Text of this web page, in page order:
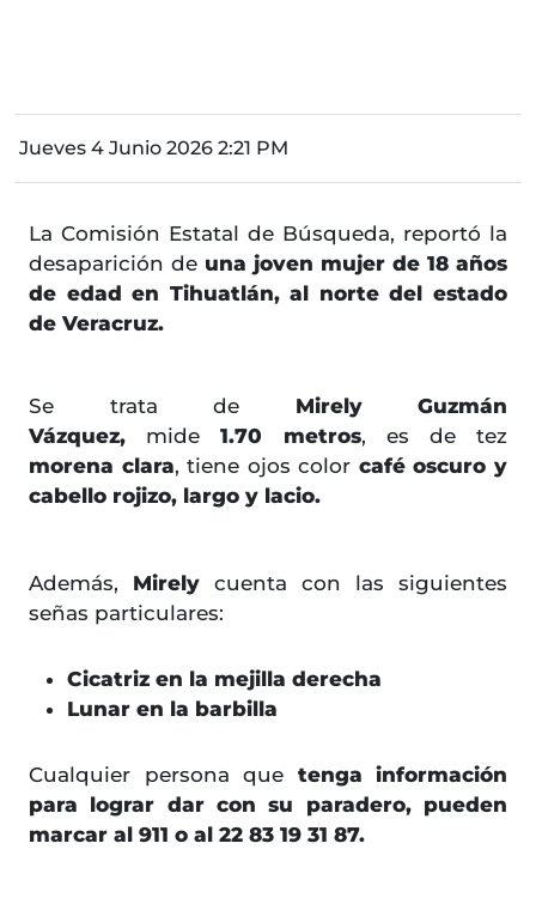
Jueves 4 Junio 2026 2:21 PM
La Comisión Estatal de Búsqueda, reportó la
desaparición de una joven mujer de 18 años
de edad en Tihuatlán, al norte del estado
de Veracruz.
Se trata de Mirely Guzmán
Vázquez, mide1.70 metros, es de tez
morena clara, tiene ojos color café oscuro y
cabello rojizo, largo y lacio.
Además, Mirely cuenta con las siguientes
señas particulares:
Cicatriz en la mejilla derecha
Lunar en la barbilla
Cualquier persona que tenga información
para lograr dar con su paradero, pueden
marcar al 911 o al 22 83 19 31 87.